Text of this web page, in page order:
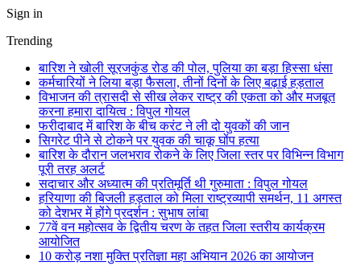
Sign in
Trending
बारिश ने खोली सूरजकुंड रोड की पोल, पुलिया का बड़ा हिस्सा धंसा
कर्मचारियों ने लिया बड़ा फैसला, तीनों दिनों के लिए बढ़ाई हड़ताल
विभाजन की त्रासदी से सीख लेकर राष्ट्र की एकता को और मजबूत
करना हमारा दायित्व : विपुल गोयल
फरीदाबाद में बारिश के बीच करंट ने ली दो युवकों की जान
सिगरेट पीने से टोकने पर युवक की चाकू घोंप हत्या
बारिश के दौरान जलभराव रोकने के लिए जिला स्तर पर विभिन्न विभाग
पूरी तरह अलर्ट
सदाचार और अध्यात्म की प्रतिमूर्ति थी गुरुमाता : विपुल गोयल
हरियाणा की बिजली हड़ताल को मिला राष्ट्रव्यापी समर्थन, 11 अगस्त
को देशभर में होंगे प्रदर्शन : सुभाष लांबा
77वें वन महोत्सव के द्वितीय चरण के तहत जिला स्तरीय कार्यक्रम
आयोजित
10 करोड़ नशा मुक्ति प्रतिज्ञा महा अभियान 2026 का आयोजन